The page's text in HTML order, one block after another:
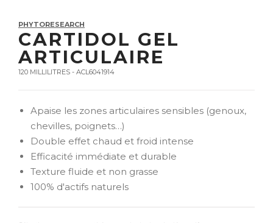
PHYTORESEARCH
CARTIDOL GEL
ARTICULAIRE
120 MILLILITRES - ACL6041914
Apaise les zones articulaires sensibles (genoux,
chevilles, poignets…)
Double effet chaud et froid intense
Efficacité immédiate et durable
Texture fluide et non grasse
100% d'actifs naturels